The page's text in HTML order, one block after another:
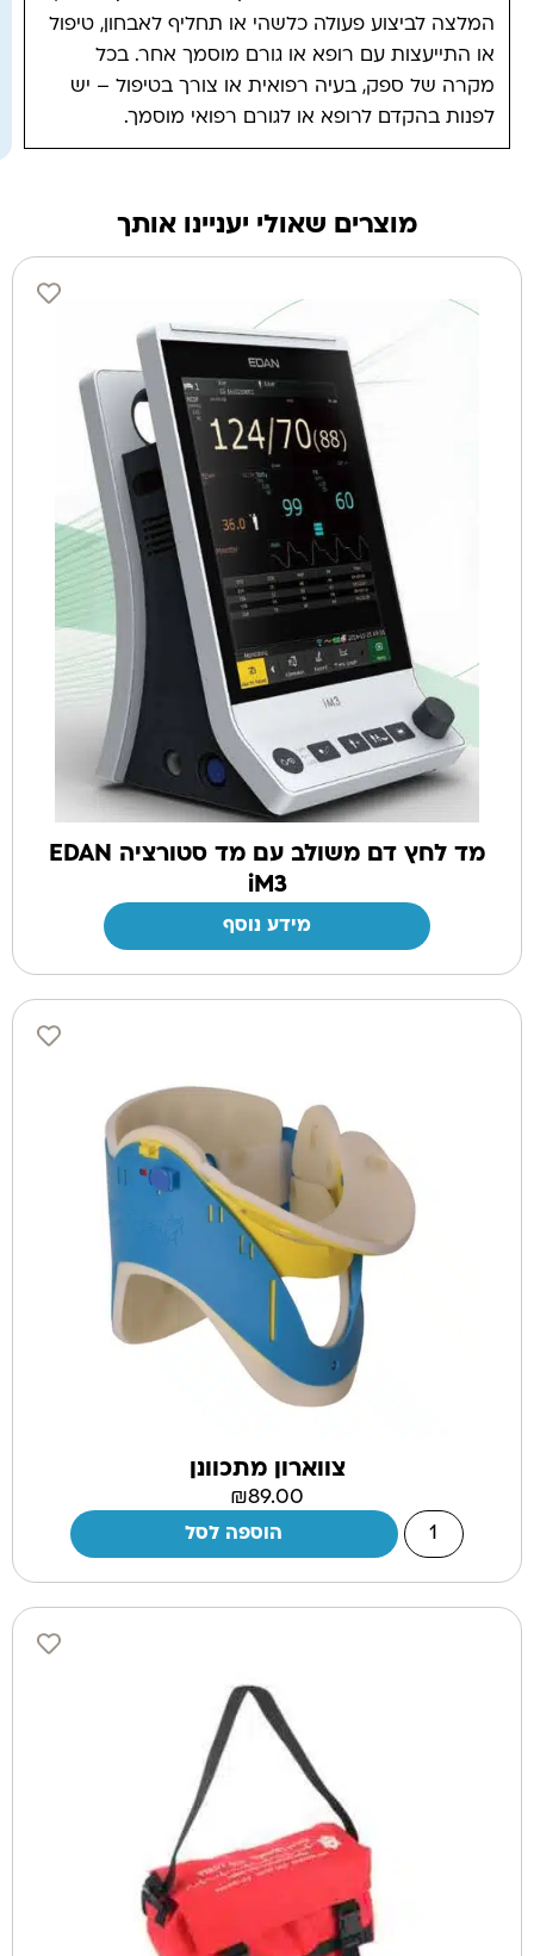
המלצה לביצוע פעולה כלשהי או תחליף לאבחון, טיפול
או התייעצות עם רופא או גורם מוסמך אחר. בכל
מקרה של ספק, בעיה רפואית או צורך בטיפול – יש
לפנות בהקדם לרופא או לגורם רפואי מוסמך.
מוצרים שאולי יעניינו אותך
מד לחץ דם משולב עם מד סטורציה EDAN
iM3
מידע נוסף
צווארון מתכוונן
₪89.00
הוספה לסל